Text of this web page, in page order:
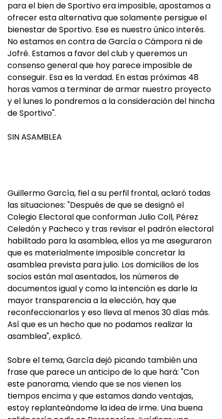
para el bien de Sportivo era imposible, apostamos a
ofrecer esta alternativa que solamente persigue el
bienestar de Sportivo. Ese es nuestro único interés.
No estamos en contra de García o Cámpora ni de
Jofré. Estamos a favor del club y queremos un
consenso general que hoy parece imposible de
conseguir. Esa es la verdad. En estas próximas 48
horas vamos a terminar de armar nuestro proyecto
y el lunes lo pondremos a la consideración del hincha
de Sportivo".
SIN ASAMBLEA
Guillermo García, fiel a su perfil frontal, aclaró todas
las situaciones: "Después de que se designó el
Colegio Electoral que conforman Julio Coll, Pérez
Celedón y Pacheco y tras revisar el padrón electoral
habilitado para la asamblea, ellos ya me aseguraron
que es materialmente imposible concretar la
asamblea prevista para julio. Los domicilios de los
socios están mal asentados, los números de
documentos igual y como la intención es darle la
mayor transparencia a la elección, hay que
reconfeccionarlos y eso lleva al menos 30 días más.
Así que es un hecho que no podamos realizar la
asamblea", explicó.
Sobre el tema, García dejó picando también una
frase que parece un anticipo de lo que hará: "Con
este panorama, viendo que se nos vienen los
tiempos encima y que estamos dando ventajas,
estoy replanteándome la idea de irme. Una buena